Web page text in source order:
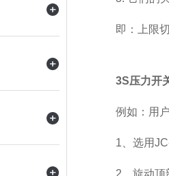
即：上限切
3S压力开
例如：用户
1、选用JC-
2、旋动顶部